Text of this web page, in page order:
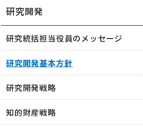
研究開発
研究統括担当役員のメッセージ
研究開発基本方針
研究開発戦略
知的財産戦略